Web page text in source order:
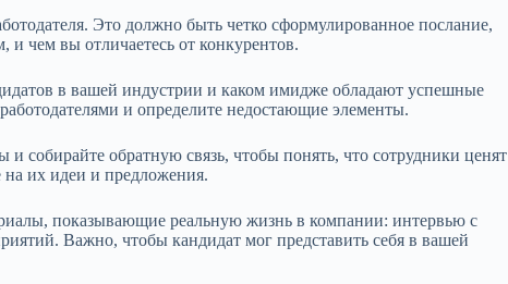
Это должно быть четко сформулированное послание,
и чем вы отличаетесь от конкурентов.
в вашей индустрии и каком имидже обладают успешные
и определите недостающие элементы.
собирайте обратную связь, чтобы понять, что сотрудники ценят
на их идеи и предложения.
показывающие реальную жизнь в компании: интервью с
Важно, чтобы кандидат мог представить себя в вашей